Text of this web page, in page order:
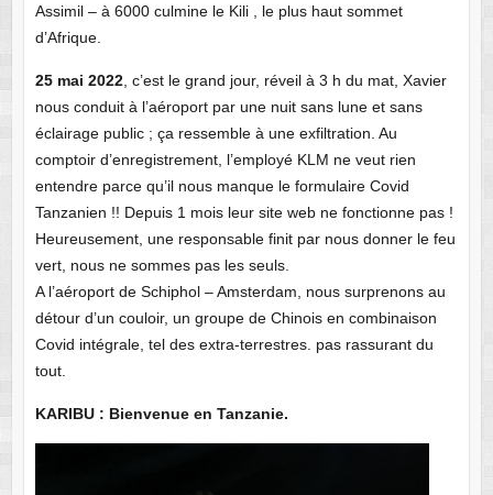
Assimil – à 6000 culmine le Kili , le plus haut sommet
d’Afrique.
25 mai 2022, c’est le grand jour, réveil à 3 h du mat, Xavier
nous conduit à l’aéroport par une nuit sans lune et sans
éclairage public ; ça ressemble à une exfiltration. Au
comptoir d’enregistrement, l’employé KLM ne veut rien
entendre parce qu’il nous manque le formulaire Covid
Tanzanien !! Depuis 1 mois leur site web ne fonctionne pas !
Heureusement, une responsable finit par nous donner le feu
vert, nous ne sommes pas les seuls.
A l’aéroport de Schiphol – Amsterdam, nous surprenons au
détour d’un couloir, un groupe de Chinois en combinaison
Covid intégrale, tel des extra-terrestres. pas rassurant du
tout.
KARIBU : Bienvenue en Tanzanie.